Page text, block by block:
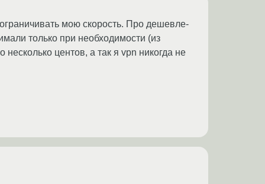
мою скорость. Про дешевле-
только при необходимости (из
центов, а так я vpn никогда не